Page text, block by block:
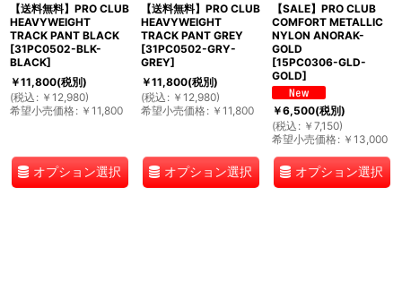
【送料無料】PRO CLUB
HEAVYWEIGHT
TRACK PANT BLACK
[31PC0502-BLK-
BLACK]
￥11,800(税別)
(税込 : ￥ 12,980)
希望小売価格: ￥ 11,800
オプション選択
【送料無料】PRO CLUB
HEAVYWEIGHT
TRACK PANT GREY
[31PC0502-GRY-
GREY]
￥11,800(税別)
(税込 : ￥ 12,980)
希望小売価格: ￥ 11,800
オプション選択
【SALE】PRO CLUB
COMFORT METALLIC
NYLON ANORAK-
GOLD
[15PC0306-GLD-
GOLD]
￥6,500(税別)
(税込 : ￥ 7,150)
希望小売価格: ￥ 13,000
オプション選択